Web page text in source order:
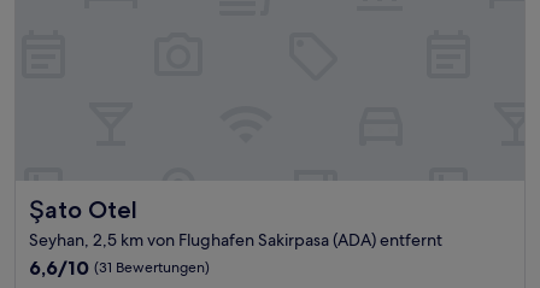
Şato Otel
Şato Otel
Seyhan, 2,5 km von Flughafen Sakirpasa (ADA) entfernt
6.6
6,6/10 (31 Bewertungen)